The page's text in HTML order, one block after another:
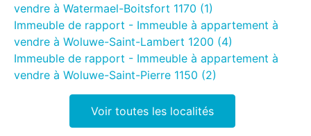
vendre à Watermael-Boitsfort 1170 (1)
Immeuble de rapport - Immeuble à appartement à
vendre à Woluwe-Saint-Lambert 1200 (4)
Immeuble de rapport - Immeuble à appartement à
vendre à Woluwe-Saint-Pierre 1150 (2)
Voir toutes les localités